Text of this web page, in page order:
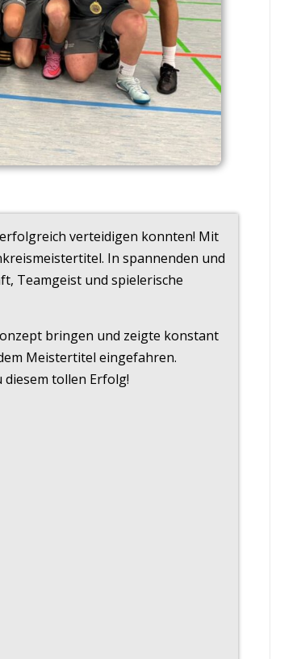
verteidigen konnten! Mit
In spannenden und
Teamgeist und spielerische
bringen und zeigte konstant
Meistertitel eingefahren.
diesem tollen Erfolg!